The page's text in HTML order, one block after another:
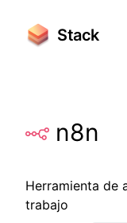
Stack
n8n
Herramienta de
trabajo